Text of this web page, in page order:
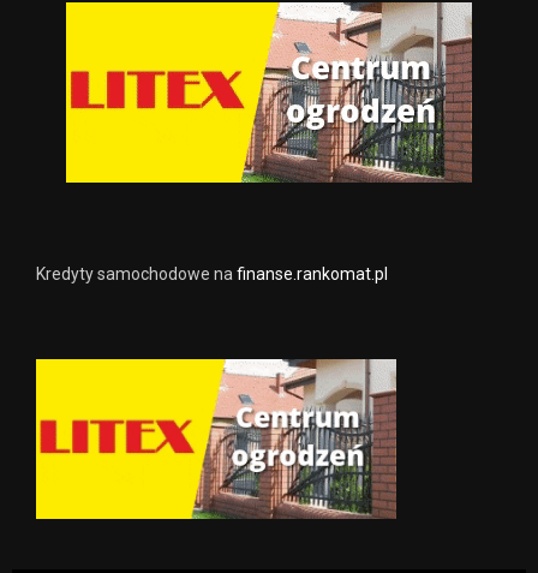
Kredyty samochodowe na finanse.rankomat.pl